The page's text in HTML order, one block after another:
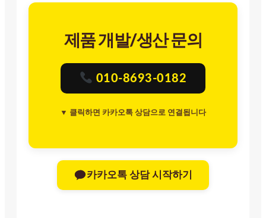
제품 개발/생산 문의
010-8693-0182
▼ 클릭하면 카카오톡 상담으로 연결됩니다
카카오톡 상담 시작하기